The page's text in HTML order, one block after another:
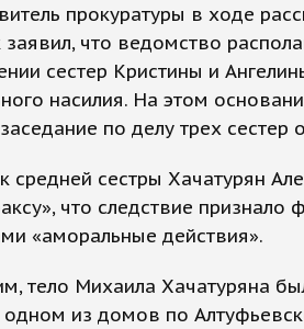
прокуратуры в ходе
что ведомство
сестер Кристины и
насилия. На этом
по делу трех сестер
средней сестры Хачатурян
что следствие признало
«аморальные действия».
тело Михаила Хачатуряна
одном из домов по